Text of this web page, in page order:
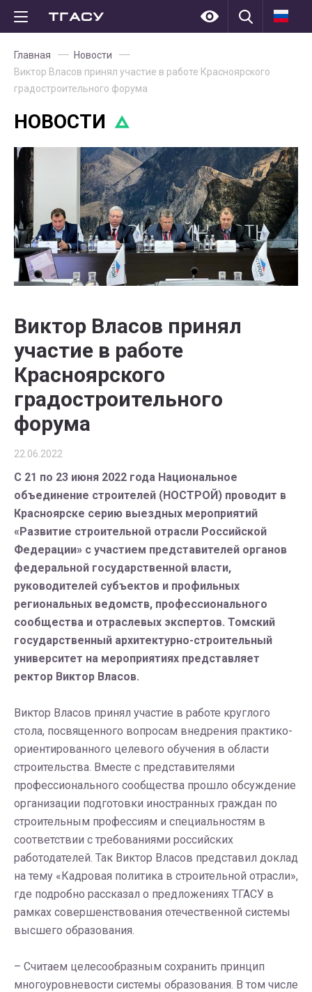
Главная
Новости
Виктор Власов принял участие в работе Красноярского
градостроительного форума
НОВОСТИ
Виктор Власов принял
участие в работе
Красноярского
градостроительного
форума
22.06.2022
С 21 по 23 июня 2022 года Национальное
объединение строителей (НОСТРОЙ) проводит в
Красноярске серию выездных мероприятий
«Развитие строительной отрасли Российской
Федерации» с участием представителей органов
федеральной государственной власти,
руководителей субъектов и профильных
региональных ведомств, профессионального
сообщества и отраслевых экспертов. Томский
государственный архитектурно-строительный
университет на мероприятиях представляет
ректор Виктор Власов.
Виктор Власов принял участие в работе круглого
стола, посвященного вопросам внедрения практико-
ориентированного целевого обучения в области
строительства. Вместе с представителями
профессионального сообщества прошло обсуждение
организации подготовки иностранных граждан по
строительным профессиям и специальностям в
соответствии с требованиями российских
работодателей. Так Виктор Власов представил доклад
на тему «Кадровая политика в строительной отрасли»,
где подробно рассказал о предложениях ТГАСУ в
рамках совершенствования отечественной системы
высшего образования.
– Считаем целесообразным сохранить принцип
многоуровневости системы образования. В том числе